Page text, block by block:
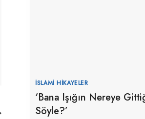
İSLAMI HIKAYELER
‘Bana Işığın Nereye
Söyle?’